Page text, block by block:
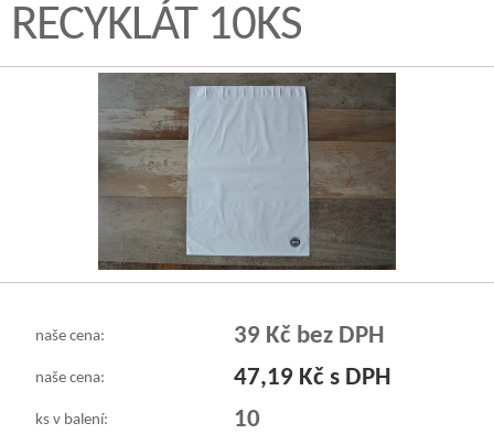
RECYKLÁT 10KS
naše cena: 39 Kč bez DPH
naše cena: 47,19 Kč s DPH
ks v balení: 10